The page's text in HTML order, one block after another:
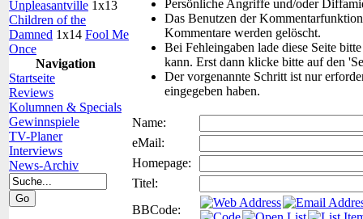
Unpleasantville 1x13
Children of the
Damned 1x14 Fool Me
Once
Navigation
Startseite
Reviews
Kolumnen & Specials
Gewinnspiele
TV-Planer
Interviews
News-Archiv
Persönliche Angriffe und/oder
Das Benutzen der
Kommentare werden gelöscht.
Bei Fehleingaben lade diese Seite
kann. Erst dann klicke bitte auf den
Der vorgenannte Schritt ist nur
eingegeben haben.
Name:
eMail:
Homepage:
Titel:
BBCode: